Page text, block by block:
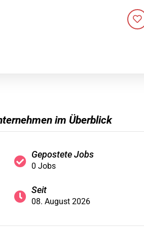
im Überblick
Gepostete Jobs
0 Jobs
Seit
08. August 2026